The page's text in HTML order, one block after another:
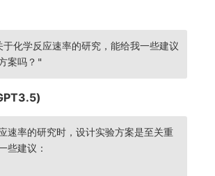
化学反应速率的研究，能给我一些建议
案吗？"
速率的研究时，设计实验方案是至关重
些建议：